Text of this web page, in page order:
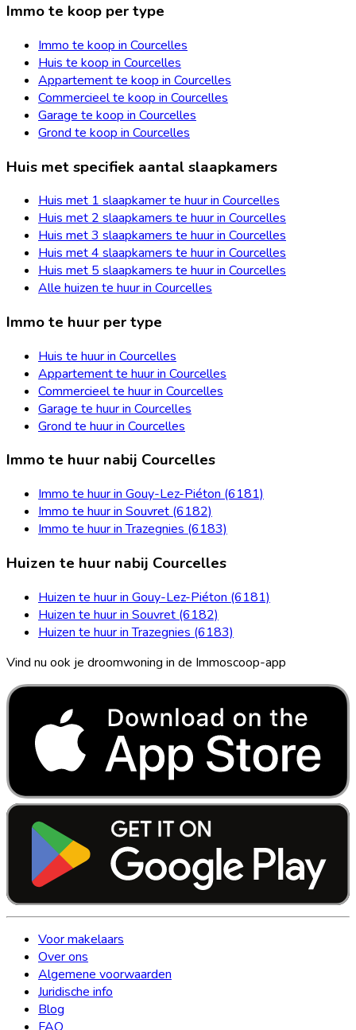
Immo te koop per type
Immo te koop in Courcelles
Huis te koop in Courcelles
Appartement te koop in Courcelles
Commercieel te koop in Courcelles
Garage te koop in Courcelles
Grond te koop in Courcelles
Huis met specifiek aantal slaapkamers
Huis met 1 slaapkamer te huur in Courcelles
Huis met 2 slaapkamers te huur in Courcelles
Huis met 3 slaapkamers te huur in Courcelles
Huis met 4 slaapkamers te huur in Courcelles
Huis met 5 slaapkamers te huur in Courcelles
Alle huizen te huur in Courcelles
Immo te huur per type
Huis te huur in Courcelles
Appartement te huur in Courcelles
Commercieel te huur in Courcelles
Garage te huur in Courcelles
Grond te huur in Courcelles
Immo te huur nabij Courcelles
Immo te huur in Gouy-Lez-Piéton (6181)
Immo te huur in Souvret (6182)
Immo te huur in Trazegnies (6183)
Huizen te huur nabij Courcelles
Huizen te huur in Gouy-Lez-Piéton (6181)
Huizen te huur in Souvret (6182)
Huizen te huur in Trazegnies (6183)
Vind nu ook je droomwoning in de Immoscoop-app
Voor makelaars
Over ons
Algemene voorwaarden
Juridische info
Blog
FAQ